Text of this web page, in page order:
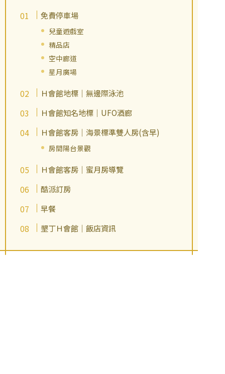
免費停車場
兒童遊戲室
精品店
空中廊道
星月廣場
Ｈ會館地標｜無邊際泳池
Ｈ會館知名地標｜UFO酒廊
Ｈ會館客房｜海景標準雙人房(含早)
房間陽台景觀
Ｈ會館客房｜蜜月房導覽
酷派訂房
早餐
墾丁Ｈ會館｜飯店資訊